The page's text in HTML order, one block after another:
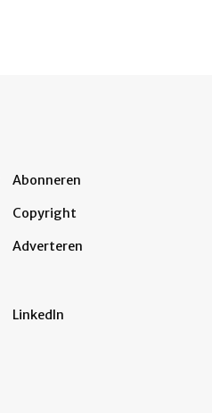
Abonneren
Copyright
Adverteren
LinkedIn